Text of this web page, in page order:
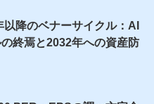
以降のベナーサイクル：AI
終焉と2032年への資産防